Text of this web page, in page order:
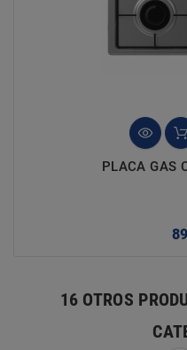
PLACA GAS
16 OTROS